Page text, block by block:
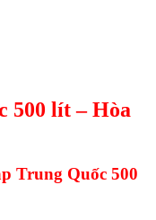
500 lít – Hòa
Trung Quốc 500